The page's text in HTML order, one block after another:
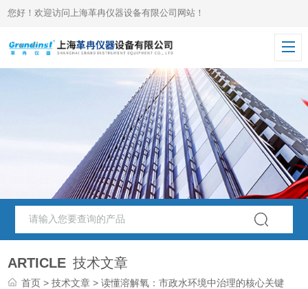
您好！欢迎访问上海革冉仪器设备有限公司网站！
ARTICLE 技术文章
首页 >技术文章 > 读懂溶解氧：市政水环境中治理的核心关键